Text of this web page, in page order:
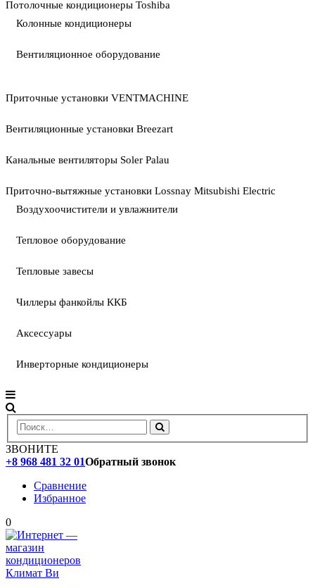
Потолочные кондиционеры Toshiba
Колонные кондиционеры
Вентиляционное оборудование
Приточные установки VENTMACHINE
Вентиляционные установки Breezart
Канальные вентиляторы Soler Palau
Приточно-вытяжные установки Lossnay Mitsubishi Electric
Воздухоочистители и увлажнители
Тепловое оборудование
Тепловые завесы
Чиллеры фанкойлы ККБ
Аксессуары
Инверторные кондиционеры
ЗВОНИТЕ
+8 968 481 32 01Обратный звонок
Сравнение
Избранное
0